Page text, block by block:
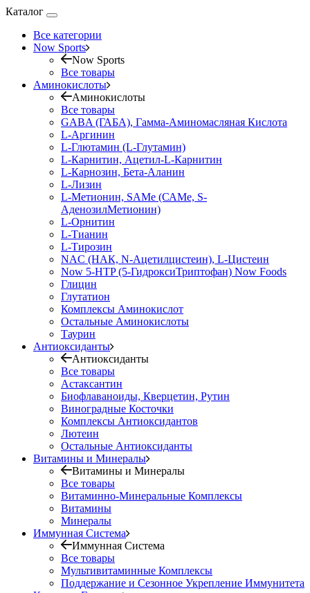
Каталог
Все категории
Now Sports
Now Sports
Все товары
Аминокислоты
Аминокислоты
Все товары
GABA (ГАБА), Гамма-Аминомасляная Кислота
L-Аргинин
L-Глютамин (L-Глутамин)
L-Карнитин, Ацетил-L-Карнитин
L-Карнозин, Бета-Аланин
L-Лизин
L-Метионин, SAMe (САМе, S-
АденозилМетионин)
L-Орнитин
L-Тианин
L-Тирозин
NAC (НАК, N-Ацетилцистеин), L-Цистеин
Now 5-HTP (5-ГидроксиТриптофан) Now Foods
Глицин
Глутатион
Комплексы Аминокислот
Остальные Аминокислоты
Таурин
Антиоксиданты
Антиоксиданты
Все товары
Астаксантин
Биофлаваноиды, Кверцетин, Рутин
Виноградные Косточки
Комплексы Антиоксидантов
Лютеин
Остальные Антиоксиданты
Витамины и Минералы
Витамины и Минералы
Все товары
Витаминно-Минеральные Комплексы
Витамины
Минералы
Иммунная Система
Иммунная Система
Все товары
Мультивитаминные Комплексы
Поддержание и Сезонное Укрепление Иммунитета